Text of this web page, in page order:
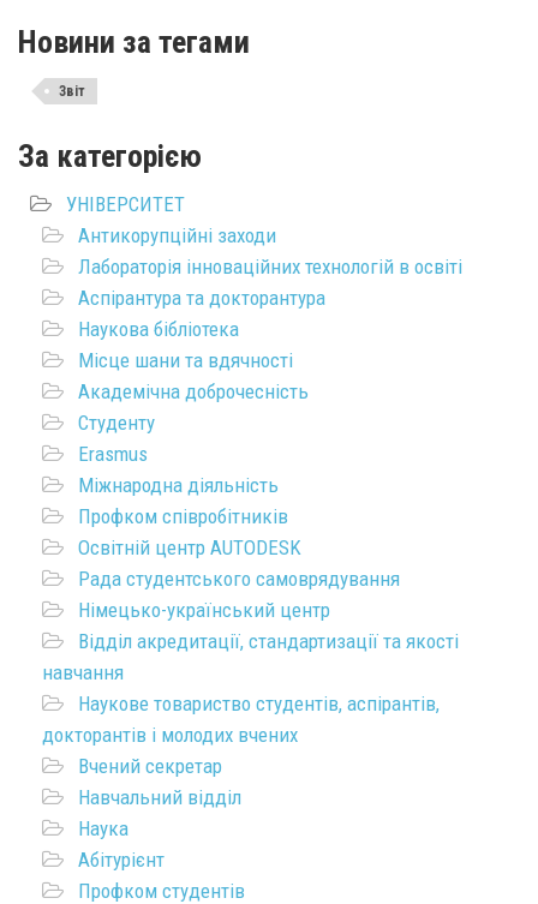
Новини за тегами
Звіт
За категорією
УНІВЕРСИТЕТ
Антикорупційні заходи
Лабораторія інноваційних технологій в освіті
Аспірантура та докторантура
Наукова бібліотека
Місце шани та вдячності
Академічна доброчесність
Студенту
Erasmus
Міжнародна діяльність
Профком співробітників
Освітній центр AUTODESK
Рада студентського самоврядування
Німецько-український центр
Відділ акредитації, стандартизації та якості
навчання
Наукове товариство студентів, аспірантів,
докторантів і молодих вчених
Вчений секретар
Навчальний відділ
Наука
Абітурієнт
Профком студентів